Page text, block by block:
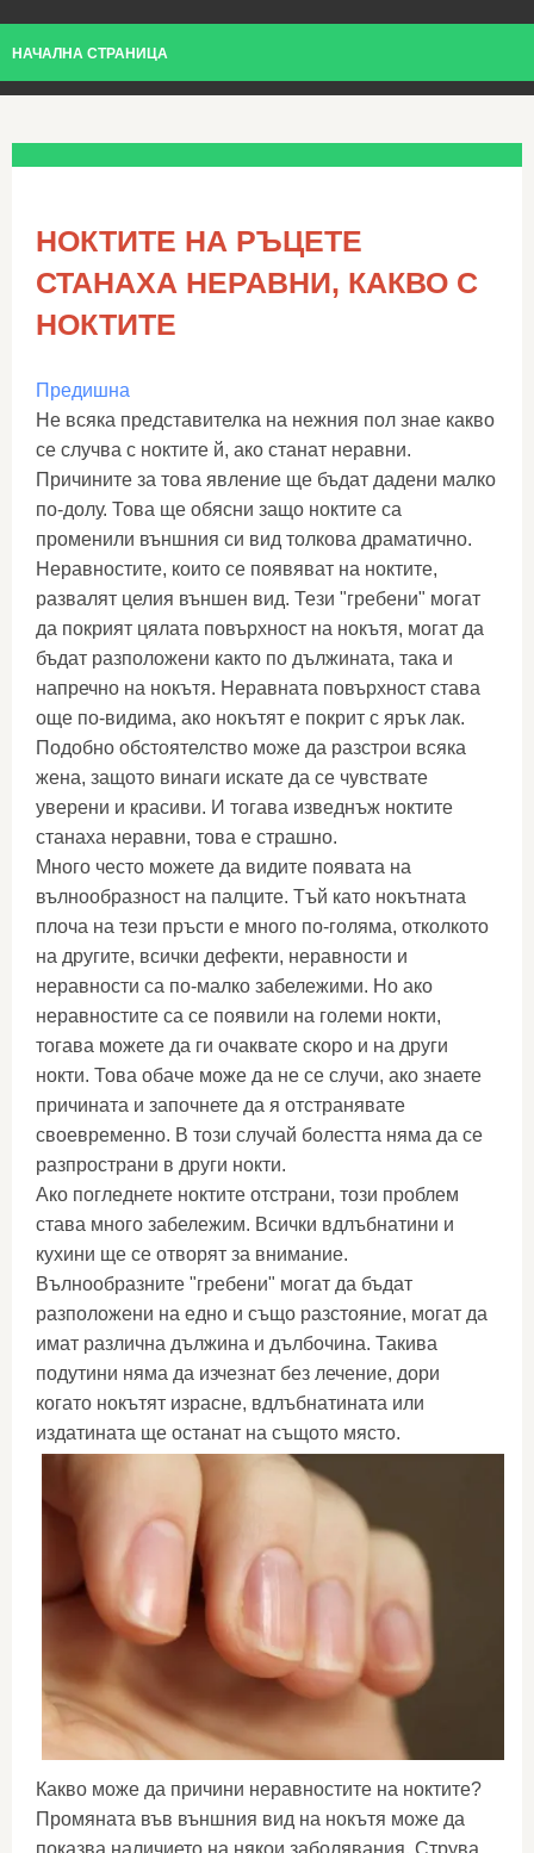
НАЧАЛНА СТРАНИЦА
НОКТИТЕ НА РЪЦЕТЕ
СТАНАХА НЕРАВНИ, КАКВО С
НОКТИТЕ
Предишна
Не всяка представителка на нежния пол знае какво
се случва с ноктите й, ако станат неравни.
Причините за това явление ще бъдат дадени малко
по-долу. Това ще обясни защо ноктите са
променили външния си вид толкова драматично.
Неравностите, които се появяват на ноктите,
развалят целия външен вид. Тези "гребени" могат
да покрият цялата повърхност на нокътя, могат да
бъдат разположени както по дължината, така и
напречно на нокътя. Неравната повърхност става
още по-видима, ако нокътят е покрит с ярък лак.
Подобно обстоятелство може да разстрои всяка
жена, защото винаги искате да се чувствате
уверени и красиви. И тогава изведнъж ноктите
станаха неравни, това е страшно.
Много често можете да видите появата на
вълнообразност на палците. Тъй като нокътната
плоча на тези пръсти е много по-голяма, отколкото
на другите, всички дефекти, неравности и
неравности са по-малко забележими. Но ако
неравностите са се появили на големи нокти,
тогава можете да ги очаквате скоро и на други
нокти. Това обаче може да не се случи, ако знаете
причината и започнете да я отстранявате
своевременно. В този случай болестта няма да се
разпространи в други нокти.
Ако погледнете ноктите отстрани, този проблем
става много забележим. Всички вдлъбнатини и
кухини ще се отворят за внимание.
Вълнообразните "гребени" могат да бъдат
разположени на едно и също разстояние, могат да
имат различна дължина и дълбочина. Такива
подутини няма да изчезнат без лечение, дори
когато нокътят израсне, вдлъбнатината или
издатината ще останат на същото място.
Какво може да причини неравностите на ноктите?
Промяната във външния вид на нокътя може да